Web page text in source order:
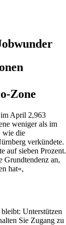
Zone
April 2,963
weniger als im
wie die
verkündete.
auf sieben Prozent.
Grundtendenz an,
hat«,
Unterstützen
Sie Zugang zu